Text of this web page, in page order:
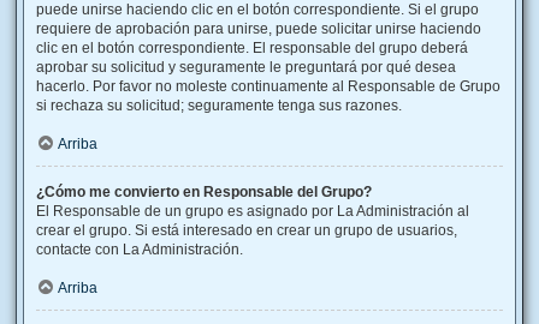
puede unirse haciendo clic en el botón correspondiente. Si el grupo
requiere de aprobación para unirse, puede solicitar unirse haciendo
clic en el botón correspondiente. El responsable del grupo deberá
aprobar su solicitud y seguramente le preguntará por qué desea
hacerlo. Por favor no moleste continuamente al Responsable de Grupo
si rechaza su solicitud; seguramente tenga sus razones.
Arriba
¿Cómo me convierto en Responsable del Grupo?
El Responsable de un grupo es asignado por La Administración al
crear el grupo. Si está interesado en crear un grupo de usuarios,
contacte con La Administración.
Arriba